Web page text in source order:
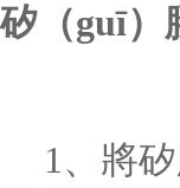
矽（guī）
1、將